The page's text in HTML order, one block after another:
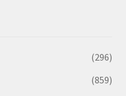
(296)
(859)